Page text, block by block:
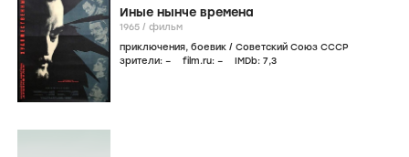
Иные нынче времена
1965 / фильм
приключения, боевик / Советский Союз СССР
зрители: – film.ru: – IMDb: 7,3